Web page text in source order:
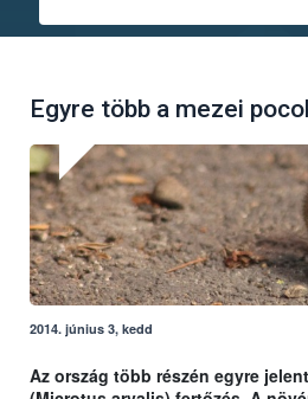
Egyre több a mezei
2014. június 3, kedd
Az ország több részén egyre